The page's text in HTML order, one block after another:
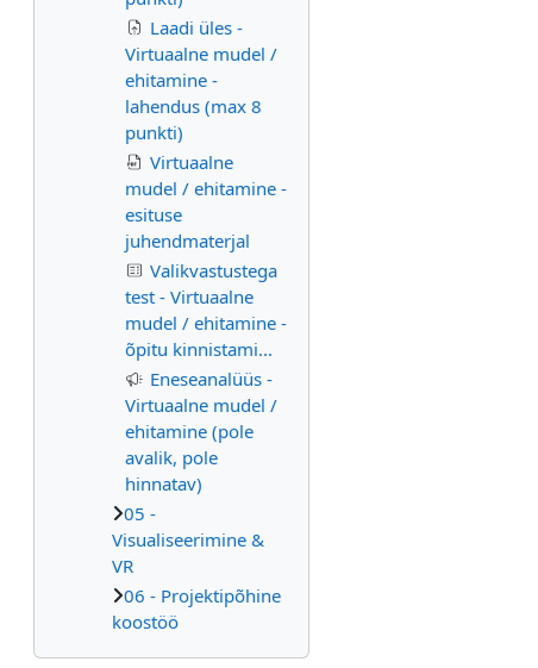
Laadi üles -
Virtuaalne mudel /
ehitamine -
lahendus (max 8
punkti)
Virtuaalne
mudel / ehitamine -
esituse
juhendmaterjal
Valikvastustega
test - Virtuaalne
mudel / ehitamine -
õpitu kinnistami...
Eneseanalüüs -
Virtuaalne mudel /
ehitamine (pole
avalik, pole
hinnatav)
05 -
Visualiseerimine &
VR
06 - Projektipõhine
koostöö